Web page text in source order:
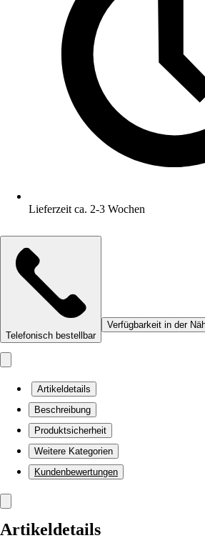
Lieferzeit ca. 2-3 Wochen
Telefonisch bestellbar
Verfügbarkeit in der
Artikeldetails
Beschreibung
Produktsicherheit
Weitere Kategorien
Kundenbewertungen
Artikeldetails